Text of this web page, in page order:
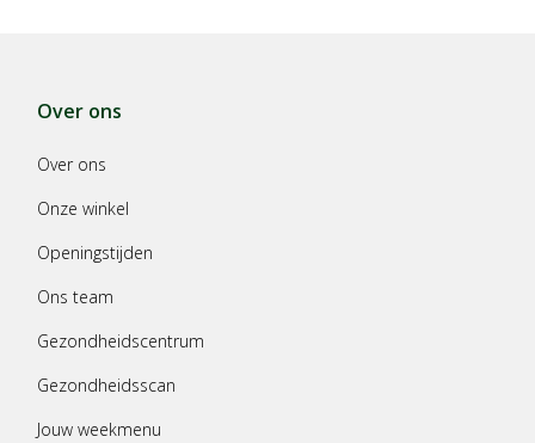
Over ons
Over ons
Onze winkel
Openingstijden
Ons team
Gezondheidscentrum
Gezondheidsscan
Jouw weekmenu